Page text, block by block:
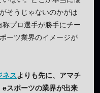
そうじゃないのかがは
プロ選手が勝手にチー
ーツ業界のイメージが
ネスよりも先に、アマチ
eスポーツの業界が出来